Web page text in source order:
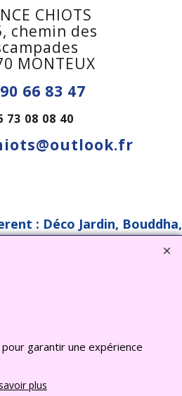
CHIOTS
chemin des
MONTEUX
66 83 47
73 08 08 40
: Déco Jardin, Bouddha,
Bassin -CLIQUEZ ICI
garantir une expérience
plus